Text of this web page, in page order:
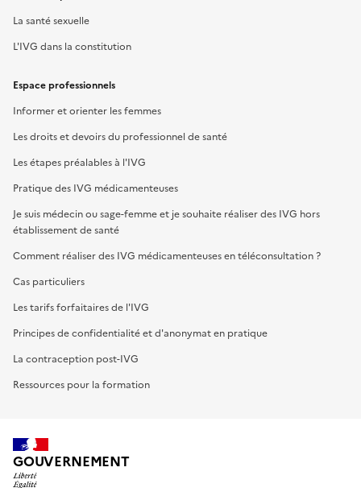
La santé sexuelle
L'IVG dans la constitution
Espace professionnels
Informer et orienter les femmes
Les droits et devoirs du professionnel de santé
Les étapes préalables à l'IVG
Pratique des IVG médicamenteuses
Je suis médecin ou sage-femme et je souhaite réaliser des IVG hors
établissement de santé
Comment réaliser des IVG médicamenteuses en téléconsultation ?
Cas particuliers
Les tarifs forfaitaires de l'IVG
Principes de confidentialité et d'anonymat en pratique
La contraception post-IVG
Ressources pour la formation
GOUVERNEMENT